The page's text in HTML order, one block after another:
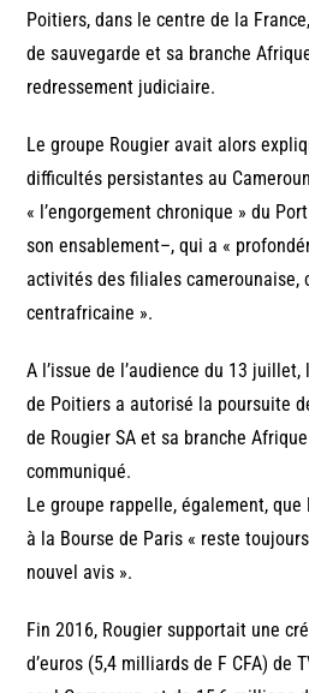
Poitiers, dans le centre de la
de sauvegarde et sa branche
redressement judiciaire.
Le groupe Rougier avait alors
difficultés persistantes au
« l’engorgement chronique » du
son ensablement–, qui a «
activités des filiales camerounaise,
centrafricaine ».
A l’issue de l’audience du 13
de Poitiers a autorisé la poursuite
de Rougier SA et sa branche
communiqué.
Le groupe rappelle, également,
à la Bourse de Paris « reste
nouvel avis ».
Fin 2016, Rougier supportait une
d’euros (5,4 milliards de F CFA) de